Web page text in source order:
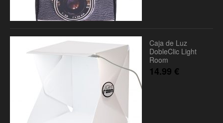
Caja de Luz
DobleClic Light
Room
14.99 €